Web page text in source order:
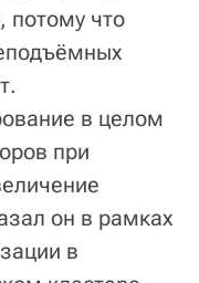
потому что
в целом
при
он в рамках
в